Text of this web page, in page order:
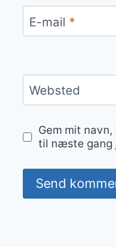
E-mail *
Websted
Gem mit
til næste gang